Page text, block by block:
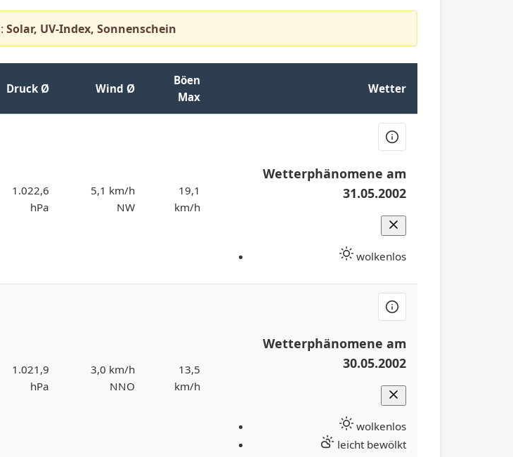
Solar, UV-Index, Sonnenschein
Druck Ø Wind Ø
Böen
Max
Wetter
1.022,6
hPa
5,1 km/h
NW
19,1
km/h
Wetterphänomene am
31.05.2002
wolkenlos
1.021,9
hPa
3,0 km/h
NNO
13,5
km/h
Wetterphänomene am
30.05.2002
wolkenlos
leicht bewölkt